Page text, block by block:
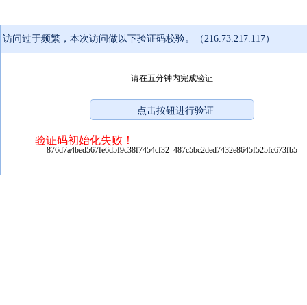
访问过于频繁，本次访问做以下验证码校验。（216.73.217.117）
请在五分钟内完成验证
验证码初始化失败！
876d7a4bed567fe6d5f9c38f7454cf32_487c5bc2ded7432e8645f525fc673fb5